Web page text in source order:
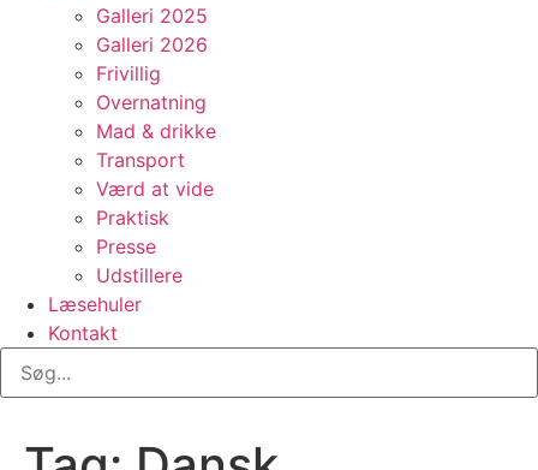
Galleri 2025
Galleri 2026
Frivillig
Overnatning
Mad & drikke
Transport
Værd at vide
Praktisk
Presse
Udstillere
Læsehuler
Kontakt